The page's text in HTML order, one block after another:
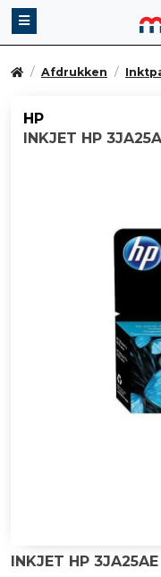
Afdrukken
HP
INKJET HP
INKJET HP